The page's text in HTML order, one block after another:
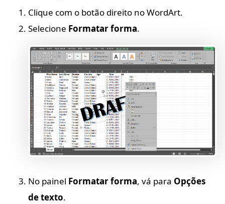
Clique com o botão direito no WordArt.
Selecione Formatar forma.
No painel Formatar forma, vá para Opções
de texto.